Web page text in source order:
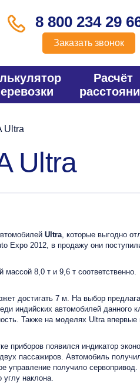
8 800 234 29
Заказать звонок
Расчёт
Ultra
Ultra
Ultra, которые выгодно
Expo 2012, в продажу они
массой 8,0 т и 9,6 т соответственно.
достигать 7 м. На выбор
индийских автомобилей данного
Также на моделях Ultra впервые
появился индикатор
пассажиров. Автомобиль
управление получило
углу наклона.